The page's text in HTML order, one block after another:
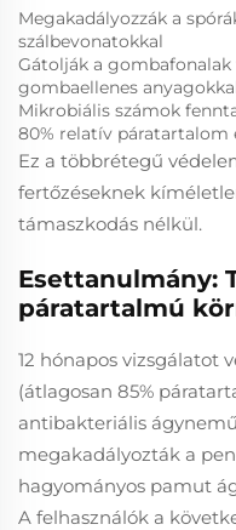
Megakadályozzák a
szálbevonatokkal
Gátolják a
gombaellenes
Mikrobiális számok
80% relatív páratartalom
Ez a többrétegű
fertőzéseknek
támaszkodás nélkül.
Esettanulmány:
páratartalmú
12 hónapos vizsgálatot
(átlagosan 85%
antibakteriális
megakadályozták a
hagyományos pamut
A felhasználók a